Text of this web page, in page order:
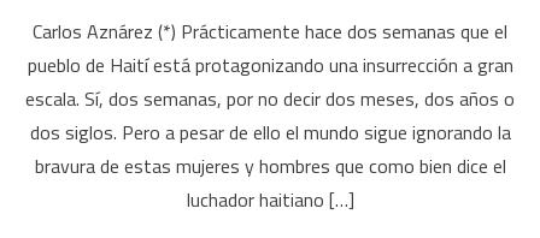
Carlos Aznárez (*) Prácticamente hace dos semanas que el
pueblo de Haití está protagonizando una insurrección a gran
escala. Sí, dos semanas, por no decir dos meses, dos años o
dos siglos. Pero a pesar de ello el mundo sigue ignorando la
bravura de estas mujeres y hombres que como bien dice el
luchador haitiano […]